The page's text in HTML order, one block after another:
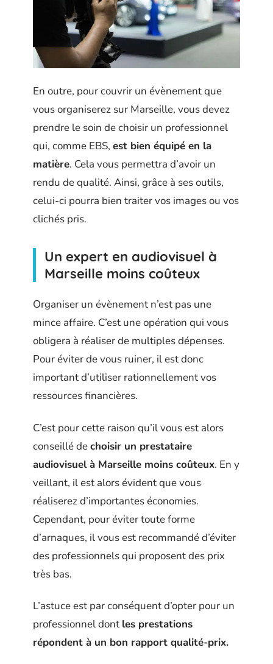
En outre, pour couvrir un évènement que
vous organiserez sur Marseille, vous devez
prendre le soin de choisir un professionnel
qui, comme EBS, est bien équipé en la
matière. Cela vous permettra d’avoir un
rendu de qualité. Ainsi, grâce à ses outils,
celui-ci pourra bien traiter vos images ou vos
clichés pris.
Un expert en audiovisuel à
Marseille moins coûteux
Organiser un évènement n’est pas une
mince affaire. C’est une opération qui vous
obligera à réaliser de multiples dépenses.
Pour éviter de vous ruiner, il est donc
important d’utiliser rationnellement vos
ressources financières.
C’est pour cette raison qu’il vous est alors
conseillé dechoisir un prestataire
audiovisuel à Marseille moins coûteux. En y
veillant, il est alors évident que vous
réaliserez d’importantes économies.
Cependant, pour éviter toute forme
d’arnaques, il vous est recommandé d’éviter
des professionnels qui proposent des prix
très bas.
L’astuce est par conséquent d’opter pour un
professionnel dont les prestations
répondent à un bon rapport qualité-prix.